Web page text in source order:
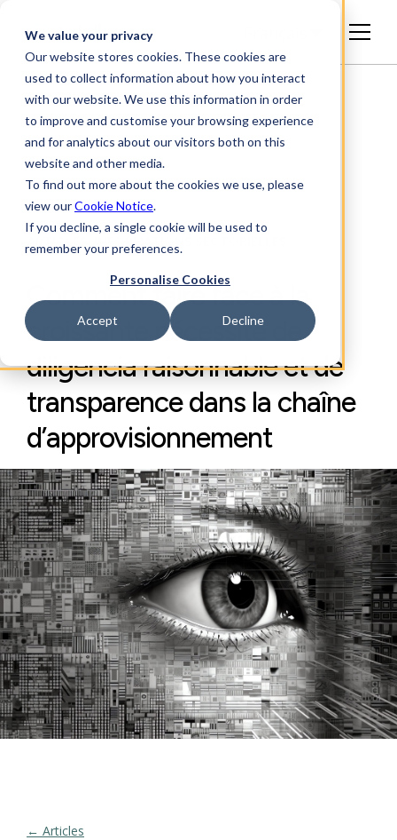
We value your privacy
Our website stores cookies. These cookies are
used to collect information about how you interact
with our website. We use this information in order
to improve and customise your browsing experience
and for analytics about our visitors both on this
website and other media.
To find out more about the cookies we use, please
view ourCookie Notice.
If you decline, a single cookie will be used to
remember your preferences.
Personalise Cookies
Accept Decline
ARTICLES, INFORMATIONS SECTORIELLES
Comment faire face à la
croissante nécessité de
diligencia raisonnable et de
transparence dans la chaîne
d’approvisionnement
← Articles